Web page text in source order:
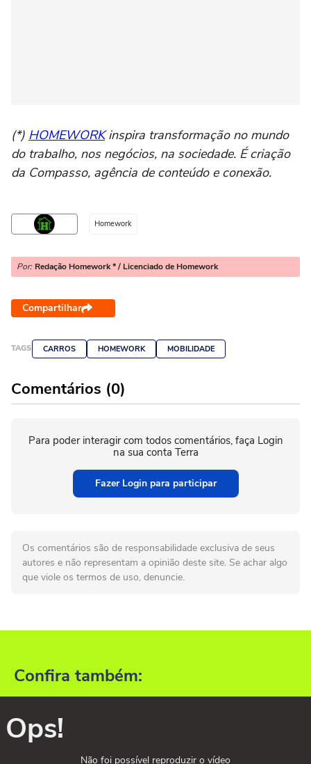
(*) HOMEWORKinspira transformação no mundo
do trabalho, nos negócios, na sociedade. É criação
da Compasso, agência de conteúdo e conexão.
Homework
Por: Redação Homework * / Licenciado de Homework
Compartilhar
TAGS CARROS HOMEWORK MOBILIDADE
Comentários (0)
Para poder interagir com todos comentários, faça Login
na sua conta Terra
Fazer Login para participar
Os comentários são de responsabilidade exclusiva de seus
autores e não representam a opinião deste site. Se achar algo
que viole os termos de uso, denuncie.
Confira também:
Ops!
Não foi possível reproduzir o vídeo